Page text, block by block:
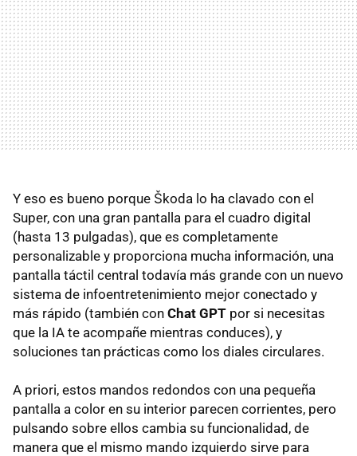
Y eso es bueno porque Škoda lo ha clavado con el
Super, con una gran pantalla para el cuadro digital
(hasta 13 pulgadas), que es completamente
personalizable y proporciona mucha información, una
pantalla táctil central todavía más grande con un nuevo
sistema de infoentretenimiento mejor conectado y
más rápido (también con Chat GPT por si necesitas
que la IA te acompañe mientras conduces), y
soluciones tan prácticas como los diales circulares.
A priori, estos mandos redondos con una pequeña
pantalla a color en su interior parecen corrientes, pero
pulsando sobre ellos cambia su funcionalidad, de
manera que el mismo mando izquierdo sirve para